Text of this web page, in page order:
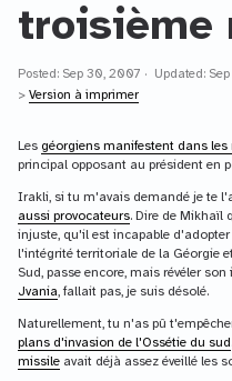
troisième
Posted: Sep 30, 2007 · Updated:
> Version à imprimer
Les géorgiens manifestent dans les
principal opposant au président en
Irakli, si tu m'avais demandé je te
aussi provocateurs. Dire de Mikhaïl
injuste, qu'il est incapable
l'intégrité territoriale de la Géorgie
Sud, passe encore, mais révéler
Jvania, fallait pas, je suis désolé.
Naturellement, tu n'as pû
plans d'invasion de l'Ossétie du sud
missile avait déjà assez éveillé les